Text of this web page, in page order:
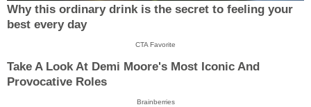
Why this ordinary drink is the secret to feeling your
best every day
CTA Favorite
Take A Look At Demi Moore's Most Iconic And
Provocative Roles
Brainberries